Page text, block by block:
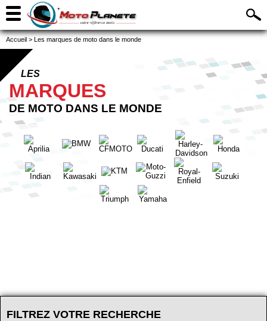
Accueil > Les marques de moto dans le monde
LES
MARQUES
DE MOTO DANS LE MONDE
FILTREZ VOTRE RECHERCHE